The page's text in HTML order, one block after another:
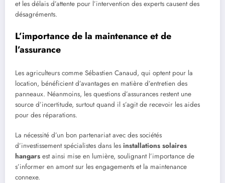
et les délais d’attente pour l’intervention des experts causent des
désagréments.
L’importance de la maintenance et de
l’assurance
Les agriculteurs comme Sébastien Canaud, qui optent pour la
location, bénéficient d’avantages en matière d’entretien des
panneaux. Néanmoins, les questions d’assurances restent une
source d’incertitude, surtout quand il s’agit de recevoir les aides
pour des réparations.
La nécessité d’un bon partenariat avec des sociétés
d’investissement spécialistes dans les installations solaires
hangars est ainsi mise en lumière, soulignant l’importance de
s’informer en amont sur les engagements et la maintenance
connexe.